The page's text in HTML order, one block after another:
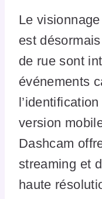
Le
est
de rue sont
événements
version
Dashcam
streaming et
haute